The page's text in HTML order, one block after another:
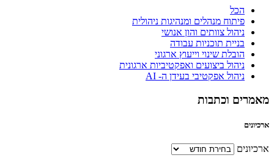
הכל
פיתוח מנהלים ומנהיגות ניהולית
ניהול צוותים והון אנושי
בניית תוכניות עבודה
הובלת שינוי וייעוץ ארגוני
ניהול ביצועים ואפקטיביות ארגונית
ניהול אפקטיבי בעידן ה- AI
מאמרים וכתבות
ארכיונים
ארכיונים